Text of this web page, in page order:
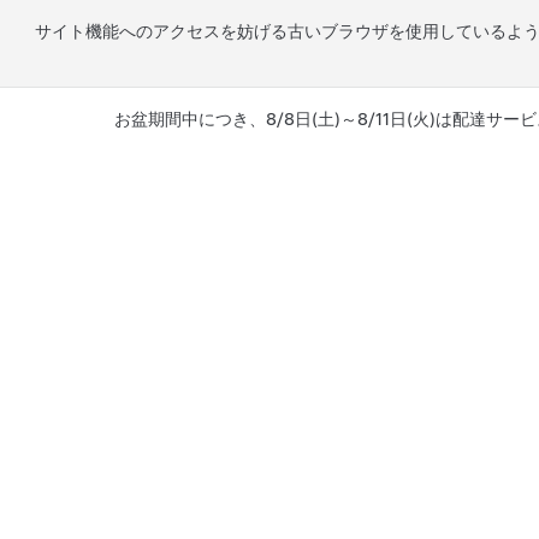
サイト機能へのアクセスを妨げる古いブラウザを使用しているよ
お盆期間中につき、8/8日(土)～8/11日(火)は配達サー